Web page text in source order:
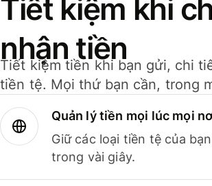
Tiết kiệm khi
nhận tiền
Tiết kiệm tiền khi bạn gửi, chi
tiền tệ. Mọi thứ bạn cần, trong
Quản lý tiền mọi lúc mọi
Giữ các loại tiền tệ của
trong vài giây.